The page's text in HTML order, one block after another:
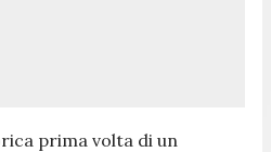
prima volta di un